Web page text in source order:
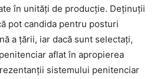
în unități de producție. Deținuții
pot candida pentru posturi
a țării, iar dacă sunt selectați,
aflat în apropierea
sistemului penitenciar